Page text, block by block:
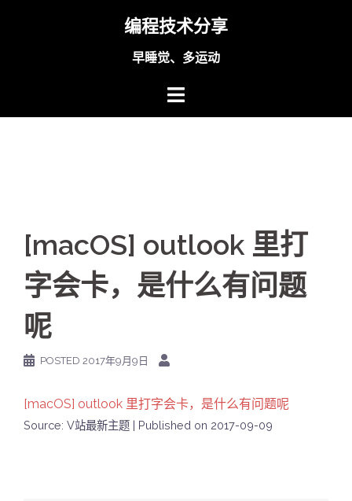
编程技术分享
早睡觉、多运动
[macOS] outlook 里打
字会卡，是什么有问题
呢
POSTED 2017年9月9日
[macOS] outlook 里打字会卡，是什么有问题呢
Source: V站最新主题 Published on 2017-09-09